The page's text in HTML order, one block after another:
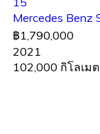
Mercedes Benz
฿1,790,000
2021
102,000 กิโลเม